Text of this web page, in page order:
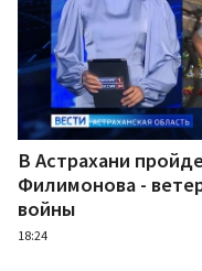
В Астрахани
Филимонова -
войны
18:24